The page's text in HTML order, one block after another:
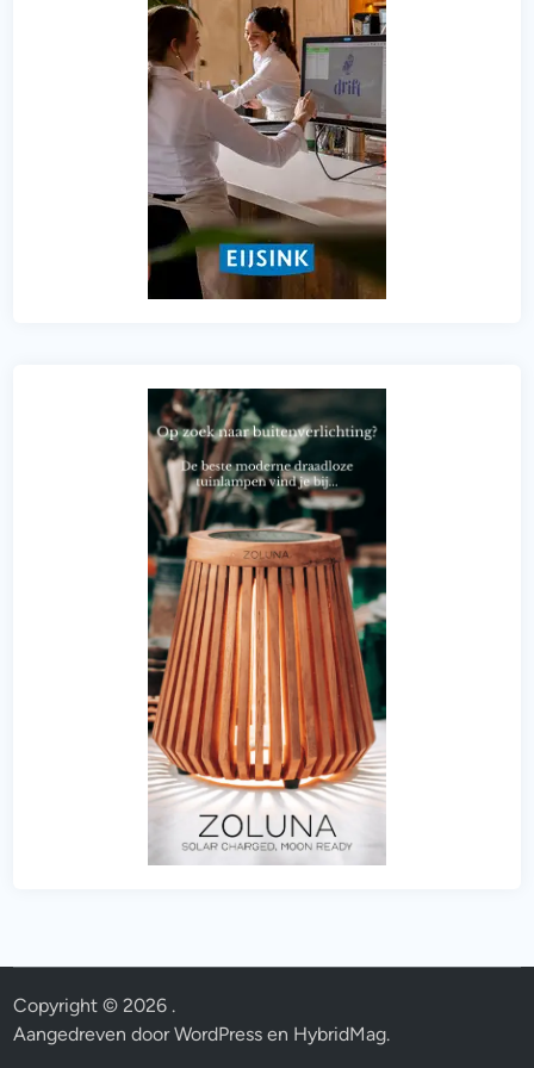
Copyright © 2026 .
Aangedreven doorWordPress en HybridMag.